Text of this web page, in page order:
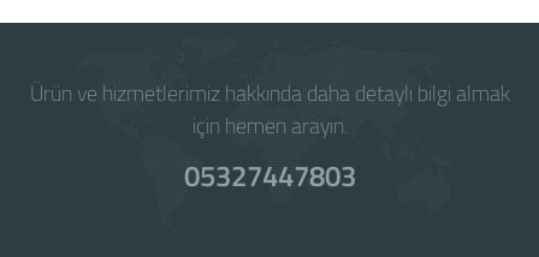
Ürün ve hizmetlerimiz hakkında daha detaylı bilgi almak
için hemen arayın.
05327447803